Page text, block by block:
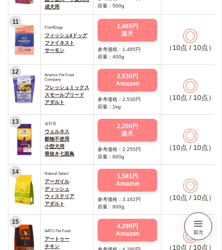
成犬用
容量：500g
11
Fish4Dogs
フィッシュ4ドッグ
ファイネスト
サーモン
1,465円
楽天
参考価格：1,485円
容量：400g
◎
（10点 / 10点）
12
Artemis Pet Food
Company
フレッシュミックス
スモールブリード
アダルト
2,530円
Amazon
参考価格：2,530円
容量：1kg
◎
（10点 / 10点）
13 会社名
ウェルネス
穀物不使用
小型犬用
骨抜き七面鳥
2,200円
楽天
参考価格：2,255円
容量：800g
◎
（10点 / 10点）
14 Natural Select
アーガイル
ディッシュ
ウィステリア
アダルト
1,581円
Amazon
参考価格：3,162円
容量：800g
◎
（10点 / 10点）
15
AATU Pet Food
アートゥー
チキン
4,290円
Amazon
◎
（10点 / 10点）